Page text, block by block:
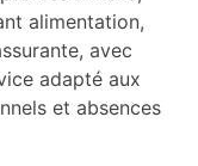
alimentation,
avec
adapté aux
et absences